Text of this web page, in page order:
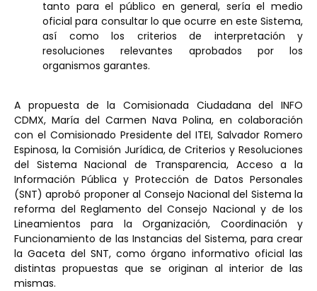
tanto para el público en general, sería el medio
oficial para consultar lo que ocurre en este Sistema,
así como los criterios de interpretación y
resoluciones relevantes aprobados por los
organismos garantes.
A propuesta de la Comisionada Ciudadana del INFO
CDMX, María del Carmen Nava Polina, en colaboración
con el Comisionado Presidente del ITEI, Salvador Romero
Espinosa, la Comisión Jurídica, de Criterios y Resoluciones
del Sistema Nacional de Transparencia, Acceso a la
Información Pública y Protección de Datos Personales
(SNT) aprobó proponer al Consejo Nacional del Sistema la
reforma del Reglamento del Consejo Nacional y de los
Lineamientos para la Organización, Coordinación y
Funcionamiento de las Instancias del Sistema, para crear
la Gaceta del SNT, como órgano informativo oficial las
distintas propuestas que se originan al interior de las
mismas.